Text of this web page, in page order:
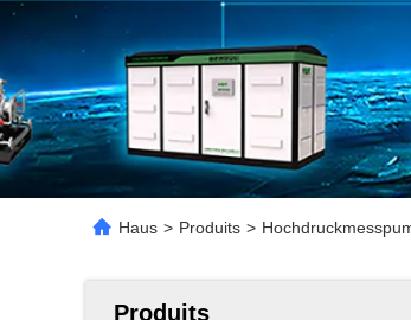
Haus > Produits >
Produits